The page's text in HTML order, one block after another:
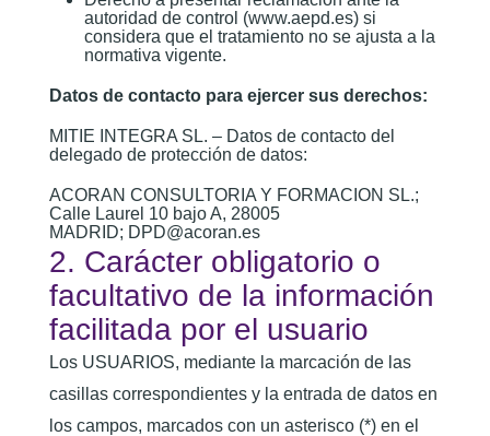
autoridad de control (www.aepd.es) si
considera que el tratamiento no se ajusta a la
normativa vigente.
Datos de contacto para ejercer sus derechos:
MITIE INTEGRA SL. – Datos de contacto del
delegado de protección de datos:
ACORAN CONSULTORIA Y FORMACION SL.;
Calle Laurel 10 bajo A, 28005
MADRID; DPD@acoran.es
2. Carácter obligatorio o
facultativo de la información
facilitada por el usuario
Los USUARIOS, mediante la marcación de las
casillas correspondientes y la entrada de datos en
los campos, marcados con un asterisco (*) en el